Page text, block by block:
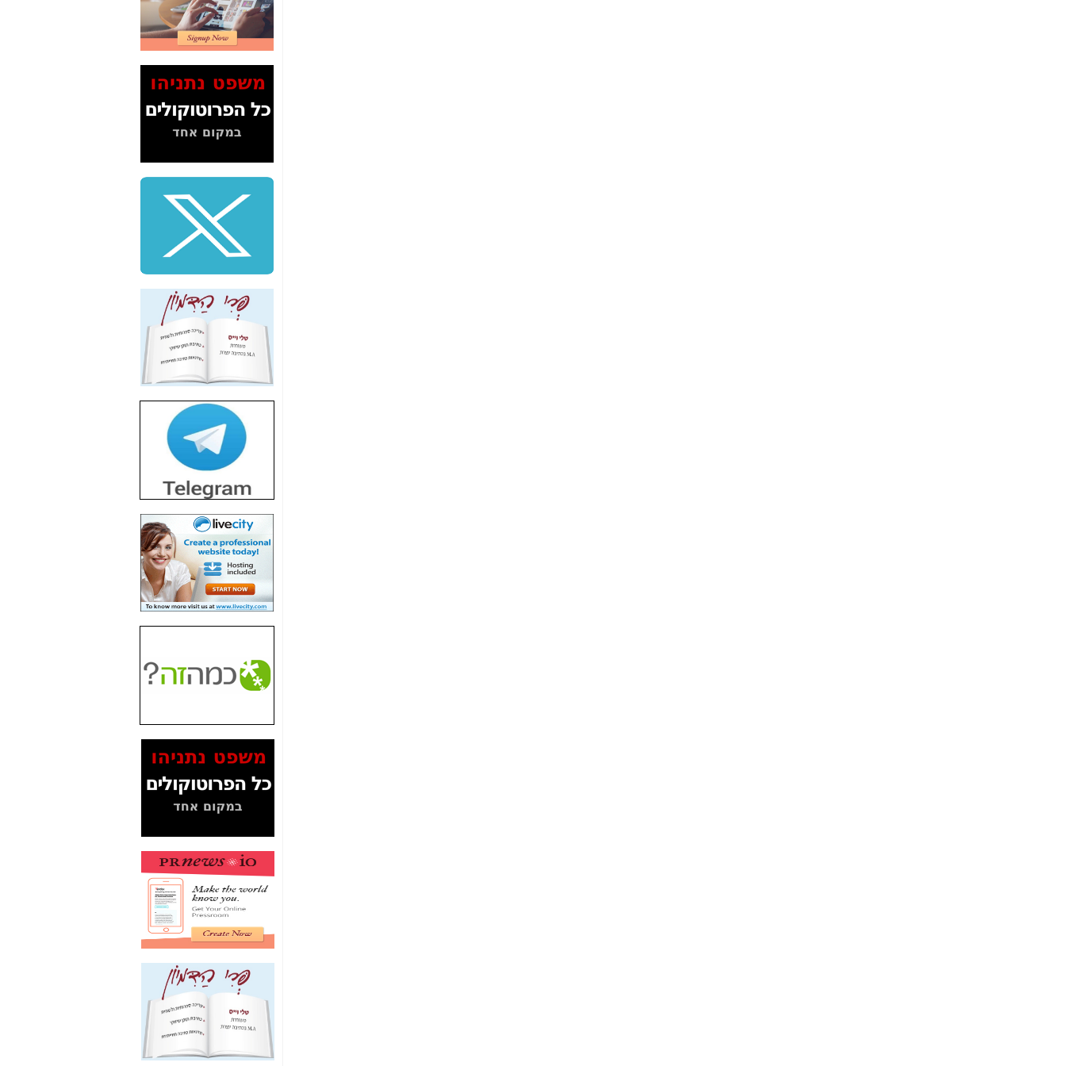
2" על תעלולי השר
משה כחלון -כאן
הסלולר" ואיך מסרסים
את הנתונים לציבור -
כאן
סיכום ביקור בסיליקון
שלמה פילבר (עד
לאחרונה מנכ"ל משרד
התקשורת) - עד
מדינה? הצחקתם
"יש אפליה בחקירה"?
חשיפה: למה השר
משה כחלון לא נחקר
עד היום? -
כאן
הדומה לזו של "תיק
4000" אך בתחום
הסלולר -
חשיפת מה שלא
רוצים שתדעו בעניין
פריסת אנלימיטד
(בניחוח בלתי נסבל) -
כאן
חשיפה: איוב קרא
אישר לקבוצת סלקום
בדיוק מה שביבי אישר
כאן
האם השר איוב קרא
היה צריך בכלל לחתום
על האישור, שנתן
האם ביבי וקרא קבלו
בכלל תמורה עבור
המסמכים בנושא בזק-
Yes (תיק 4000)
לאיש הלא נכון! -כאן
עובדות ומסמכים
האם ביבי כשר
תקשורת עזר לקב'
בזק? -כאן
מה מקור ה-Fake
News שהביא לתפירת
תיק לביבי והעלמת
החשודים הנכונים -כאן
אחת הרגליים של "תיק
4000 התפור"
התמוטטה היום
בניצחון (כפול) של בזק
כאן
איך כתבות מפנקות